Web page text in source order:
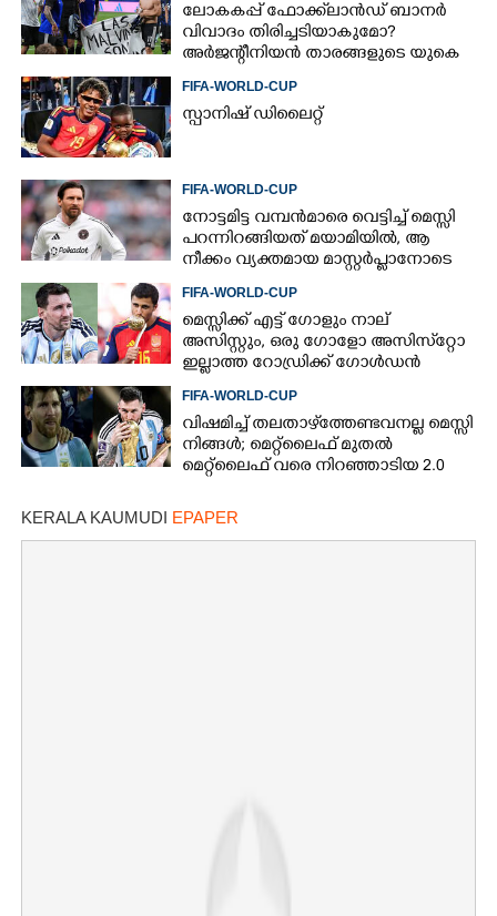
ലോകകപ്പ് ഫോക്ക്‌ലാൻഡ് ബാനർ
വിവാദം തിരിച്ചടിയാകുമോ?
അർജന്റീനിയൻ താരങ്ങളുടെ യുകെ
FIFA-WORLD-CUP
സ്പാനിഷ് ഡിലൈറ്റ്
FIFA-WORLD-CUP
നോട്ടമിട്ട വമ്പന്‍മാരെ വെട്ടിച്ച് മെസ്സി
പറന്നിറങ്ങിയത് മയാമിയില്‍, ആ
നീക്കം വ്യക്തമായ മാസ്റ്റര്‍പ്ലാനോടെ
FIFA-WORLD-CUP
മെസ്സിക്ക് എട്ട് ഗോളും നാല്
അസിസ്റ്റും, ഒരു ഗോളോ അസിസ്‌റ്റോ
ഇല്ലാത്ത റോഡ്രിക്ക് ഗോള്‍ഡന്‍
FIFA-WORLD-CUP
വിഷമിച്ച് തലതാഴ്‌ത്തേണ്ടവനല്ല മെസ്സി
നിങ്ങള്‍; മെറ്റ്‌ലൈഫ് മുതല്‍
മെറ്റ്‌ലൈഫ് വരെ നിറഞ്ഞാടിയ 2.0
KERALA KAUMUDI EPAPER